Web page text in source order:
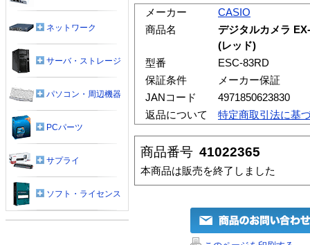
メーカー
CASIO
商品名
デジタルカメラ
(レッド)
型番
ESC-83RD
保証条件
メーカー保証
JANコード
4971850623830
返品について
特定商取引法に基
商品番号 41022365
本商品は販売を終了しました
ネットワーク
サーバ・ストレージ
パソコン・周辺機器
PCパーツ
サプライ
ソフト・ライセンス